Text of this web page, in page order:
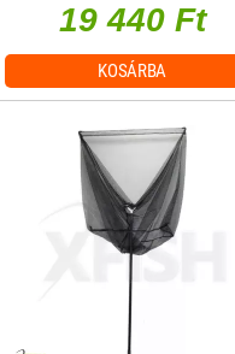
19 440 Ft
KOSÁRBA